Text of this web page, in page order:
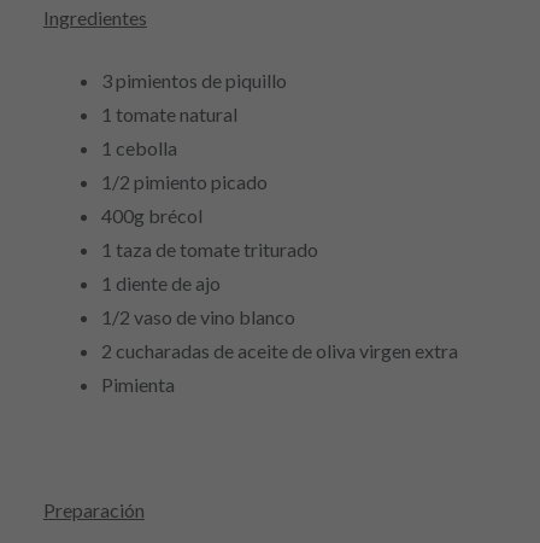
Ingredientes
3 pimientos de piquillo
1 tomate natural
1 cebolla
1/2 pimiento picado
400g brécol
1 taza de tomate triturado
1 diente de ajo
1/2 vaso de vino blanco
2 cucharadas de aceite de oliva virgen extra
Pimienta
Preparación